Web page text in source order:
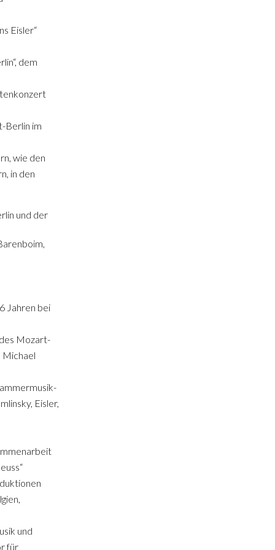
Eisler“
dem
Berlin im
wie den
in den
und der
Jahren bei
Mozart-
Michael
Eisler,
und
für